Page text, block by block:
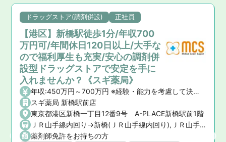
ドラッグストア(調剤併設) 正社員
【港区】新橋駅徒歩1分/年収700
万円可/年間休日120日以上/大手な
ので福利厚生も充実/安心の調剤併
設型ドラッグストアで安定を手に
入れませんか？《スギ薬局》
年収:450万円～700万円 ※経験・能力を考慮して決定いたします。 【昇給】年1回 【賞与】年2回(7月・12月)、業績賞与:年1回(業績連動型) 【諸手当】資格手当、時間外手当、通勤手当、子ども手当等
スギ薬局 新橋駅前店
東京都港区新橋一丁目12番9号 A-PLACE新橋駅前1階
ＪＲ山手線内回り->新橋(ＪＲ山手線内回り),ＪＲ山手線外回り->新橋(ＪＲ山手線外回り),ＪＲ京浜東北線->新橋(ＪＲ京浜東北線),ＪＲ横須賀線->新橋(ＪＲ横須賀線),ＪＲ東海道本線(東京－熱海)->新橋(ＪＲ東海道本線(東京－熱海)),東京メトロ銀座線->新橋(東京メトロ銀座線),都営地下鉄浅草線->新橋(都営地下鉄浅草線),ゆりかもめ->新橋(ゆりかもめ)
薬剤師免許をお持ちの方